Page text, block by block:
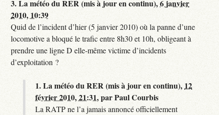
3.La météo du RER (mis à jour en continu),6 janvier
2010, 10:39
Quid de l’incident d’hier (5 janvier 2010) où la panne d’une
locomotive a bloqué le trafic entre 8h30 et 10h, obligeant à
prendre une ligne D elle-même victime d’incidents
d’exploitation ?
1.La météo du RER (mis à jour en continu), 12
février 2010, 21:31,parPaul Courbis
La RATP ne l’a jamais annoncé officiellement